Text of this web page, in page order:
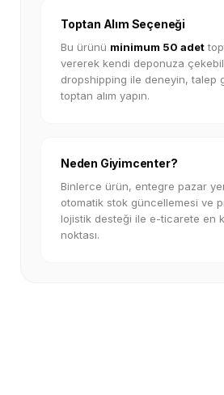
Toptan Alım Seçeneği
Bu ürünü minimum 50 adet
vererek kendi deponuza
dropshipping ile deneyin, talep
toptan alım yapın.
Neden Giyimcenter?
Binlerce ürün, entegre pazar
otomatik stok güncellemesi ve
lojistik desteği ile e-ticarete en
noktası.